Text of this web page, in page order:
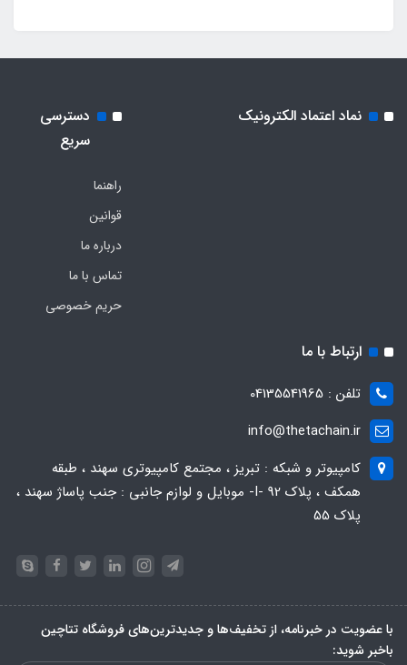
نماد اعتماد الکترونیک
دسترسی
سریع
راهنما
قوانین
درباره ما
تماس با ما
حریم خصوصی
ارتباط با ما
تلفن : 04135541965
info@thetachain.ir
کامپیوتر و شبکه : تبریز ، مجتمع کامپیوتری سهند ، طبقه
همکف ، پلاک 92 -I- موبایل و لوازم جانبی : جنب پاساژ سهند ،
پلاک 55
با عضویت در خبرنامه، از تخفیف‌ها و جدیدترین‌های فروشگاه تتاچین
باخبر شوید: